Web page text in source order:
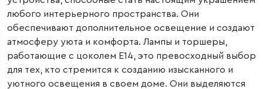
любого интерьерного пространства. Они
обеспечивают дополнительное освещение и создают
атмосферу уюта и комфорта. Лампы и торшеры,
работающие с цоколем E14, это превосходный выбор
для тех, кто стремится к созданию изысканного и
уютного освещения в своем доме. Они выделяются